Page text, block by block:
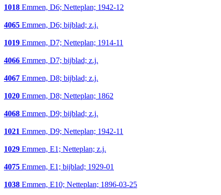
1018 Emmen, D6; Netteplan; 1942-12
4065 Emmen, D6; bijblad; z.j.
1019 Emmen, D7; Netteplan; 1914-11
4066 Emmen, D7; bijblad; z.j.
4067 Emmen, D8; bijblad; z.j.
1020 Emmen, D8; Netteplan; 1862
4068 Emmen, D9; bijblad; z.j.
1021 Emmen, D9; Netteplan; 1942-11
1029 Emmen, E1; Netteplan; z.j.
4075 Emmen, E1; bijblad; 1929-01
1038 Emmen, E10; Netteplan; 1896-03-25